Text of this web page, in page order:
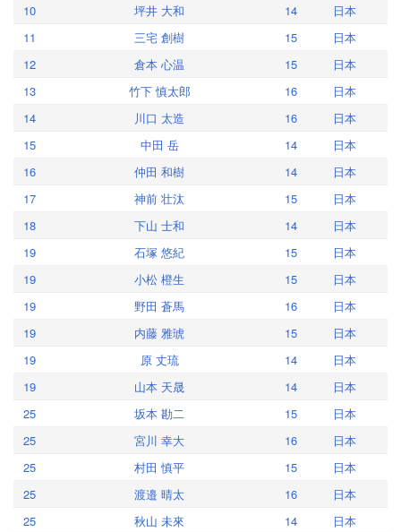
10
坪井 大和 14
日本
11
三宅 創樹 15
日本
12
倉本 心温 15
日本
13
竹下 慎太郎 16
日本
14
川口 太造 16
日本
15
中田 岳 14
日本
16
仲田 和樹 14
日本
17
神前 壮汰 15
日本
18
下山 士和 14
日本
19
石塚 悠紀 15
日本
19
小松 橙生 15
日本
19
野田 蒼馬 16
日本
19
内藤 雅琥 15
日本
19
原 丈琉 14
日本
19
山本 天晟 14
日本
25
坂本 勘二 15
日本
25
宮川 幸大 16
日本
25
村田 慎平 15
日本
25
渡邉 晴太 16
日本
25
秋山 未來 14
日本